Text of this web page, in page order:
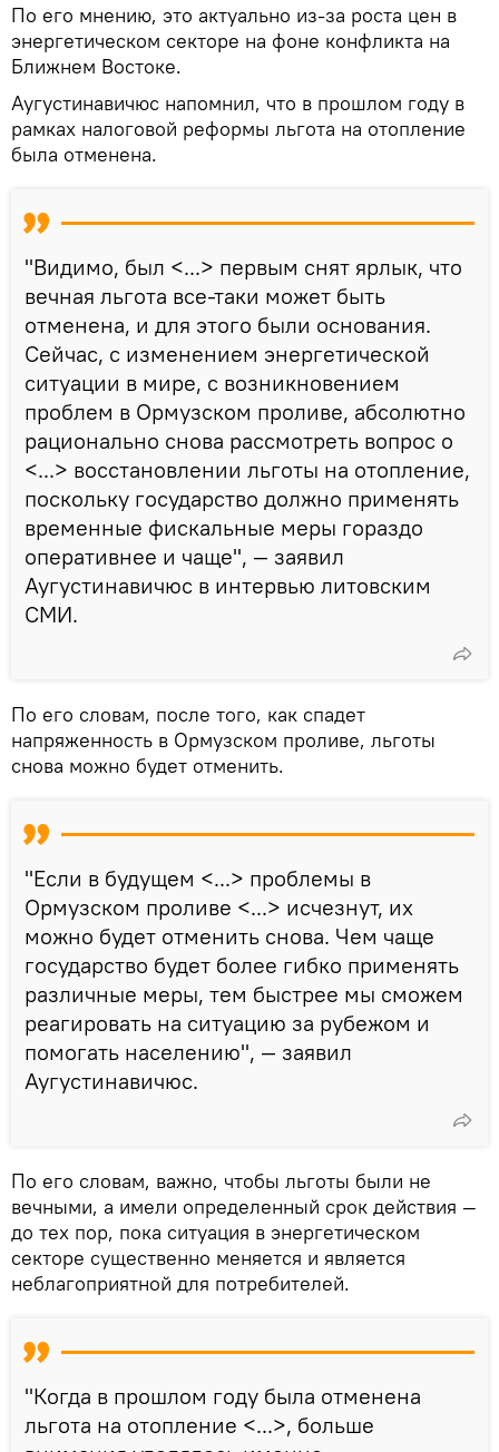
По его мнению, это актуально из-за роста цен в
энергетическом секторе на фоне конфликта на
Ближнем Востоке.
Аугустинавичюс напомнил, что в прошлом году в
рамках налоговой реформы льгота на отопление
была отменена.
"Видимо, был <...> первым снят ярлык, что
вечная льгота все-таки может быть
отменена, и для этого были основания.
Сейчас, с изменением энергетической
ситуации в мире, с возникновением
проблем в Ормузском проливе, абсолютно
рационально снова рассмотреть вопрос о
<...> восстановлении льготы на отопление,
поскольку государство должно применять
временные фискальные меры гораздо
оперативнее и чаще", — заявил
Аугустинавичюс в интервью литовским
СМИ.
По его словам, после того, как спадет
напряженность в Ормузском проливе, льготы
снова можно будет отменить.
"Если в будущем <...> проблемы в
Ормузском проливе <...> исчезнут, их
можно будет отменить снова. Чем чаще
государство будет более гибко применять
различные меры, тем быстрее мы сможем
реагировать на ситуацию за рубежом и
помогать населению", — заявил
Аугустинавичюс.
По его словам, важно, чтобы льготы были не
вечными, а имели определенный срок действия —
до тех пор, пока ситуация в энергетическом
секторе существенно меняется и является
неблагоприятной для потребителей.
"Когда в прошлом году была отменена
льгота на отопление <...>, больше